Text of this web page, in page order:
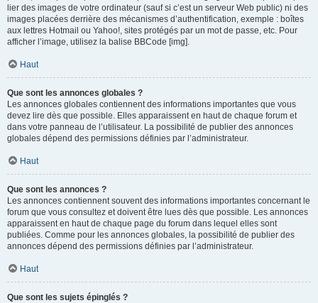
lier des images de votre ordinateur (sauf si c’est un serveur Web public) ni des
images placées derrière des mécanismes d’authentification, exemple : boîtes
aux lettres Hotmail ou Yahoo!, sites protégés par un mot de passe, etc. Pour
afficher l’image, utilisez la balise BBCode [img].
Haut
Que sont les annonces globales ?
Les annonces globales contiennent des informations importantes que vous
devez lire dès que possible. Elles apparaissent en haut de chaque forum et
dans votre panneau de l’utilisateur. La possibilité de publier des annonces
globales dépend des permissions définies par l’administrateur.
Haut
Que sont les annonces ?
Les annonces contiennent souvent des informations importantes concernant le
forum que vous consultez et doivent être lues dès que possible. Les annonces
apparaissent en haut de chaque page du forum dans lequel elles sont
publiées. Comme pour les annonces globales, la possibilité de publier des
annonces dépend des permissions définies par l’administrateur.
Haut
Que sont les sujets épinglés ?